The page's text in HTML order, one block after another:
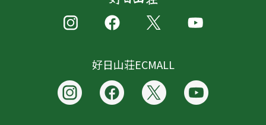
好日山荘ECMALL